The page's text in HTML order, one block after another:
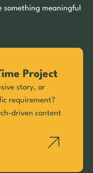
something meaningful
Project
story, or
requirement?
driven content